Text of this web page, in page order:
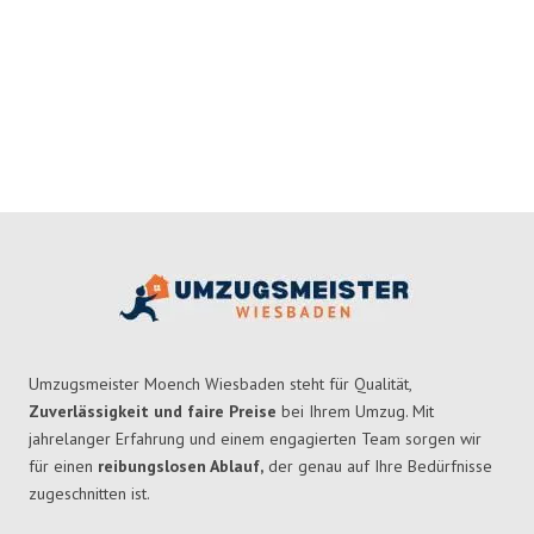
Umzugsmeister Moench Wiesbaden steht für Qualität,
Zuverlässigkeit und faire Preise bei Ihrem Umzug. Mit
jahrelanger Erfahrung und einem engagierten Team sorgen wir
für einen reibungslosen Ablauf, der genau auf Ihre Bedürfnisse
zugeschnitten ist.